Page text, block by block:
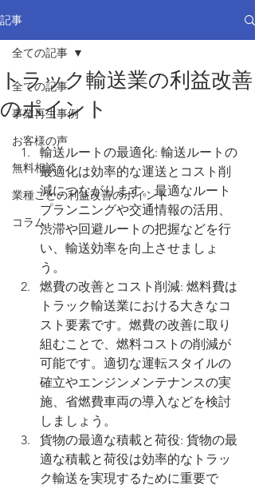
記事
全ての記事
事業再生事例
お客様の声
無料相談
業種ごとの利益改善のポイント
コラム
全ての記事
トラック輸送業の利益改善
のポイント
輸送ルートの最適化: 輸送ルートの
最適化は効率的な運送とコスト削
減につながります。最適なルート
プランニングや交通情報の活用、
渋滞や回避ルートの把握などを行
い、輸送効率を向上させましょ
う。
燃費の改善とコスト削減: 燃料費は
トラック輸送業における大きなコ
スト要素です。燃費の改善に取り
組むことで、燃料コストの削減が
可能です。適切な運転スタイルの
確立やエンジンメンテナンスの実
施、省燃費車両の導入などを検討
しましょう。
貨物の最適な積載と荷役: 貨物の最
適な積載と荷役は効率的なトラッ
ク輸送を実現するために重要で